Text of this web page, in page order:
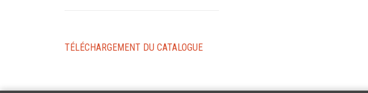
TÉLÉCHARGEMENT DU CATALOGUE